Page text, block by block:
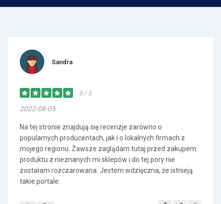
Sandra
5 / 5
2022-08-05
Na tej stronie znajdują się recenzje zarówno o
popularnych producentach, jak i o lokalnych firmach z
mojego regionu. Zawsze zaglądam tutaj przed zakupem
produktu z nieznanych mi sklepów i do tej pory nie
zostałam rozczarowana. Jestem wdzięczna, że istnieją
takie portale.